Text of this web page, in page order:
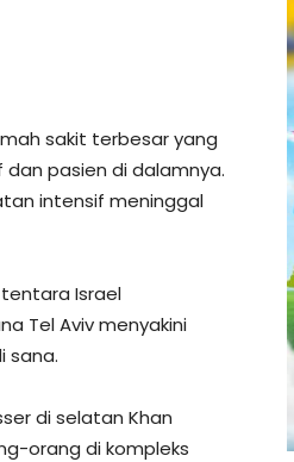
sakit terbesar yang
pasien di dalamnya.
intensif meninggal
Israel
Tel Aviv menyakini
sana.
di selatan Khan
orang di kompleks